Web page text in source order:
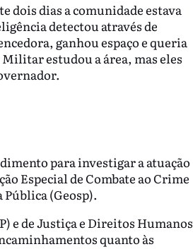
dois dias a comunidade estava
detectou através de
ganhou espaço e queria
estudou a área, mas eles
para investigar a atuação
Especial de Combate ao Crime
Pública (Geosp).
e de Justiça e Direitos Humanos
quanto às